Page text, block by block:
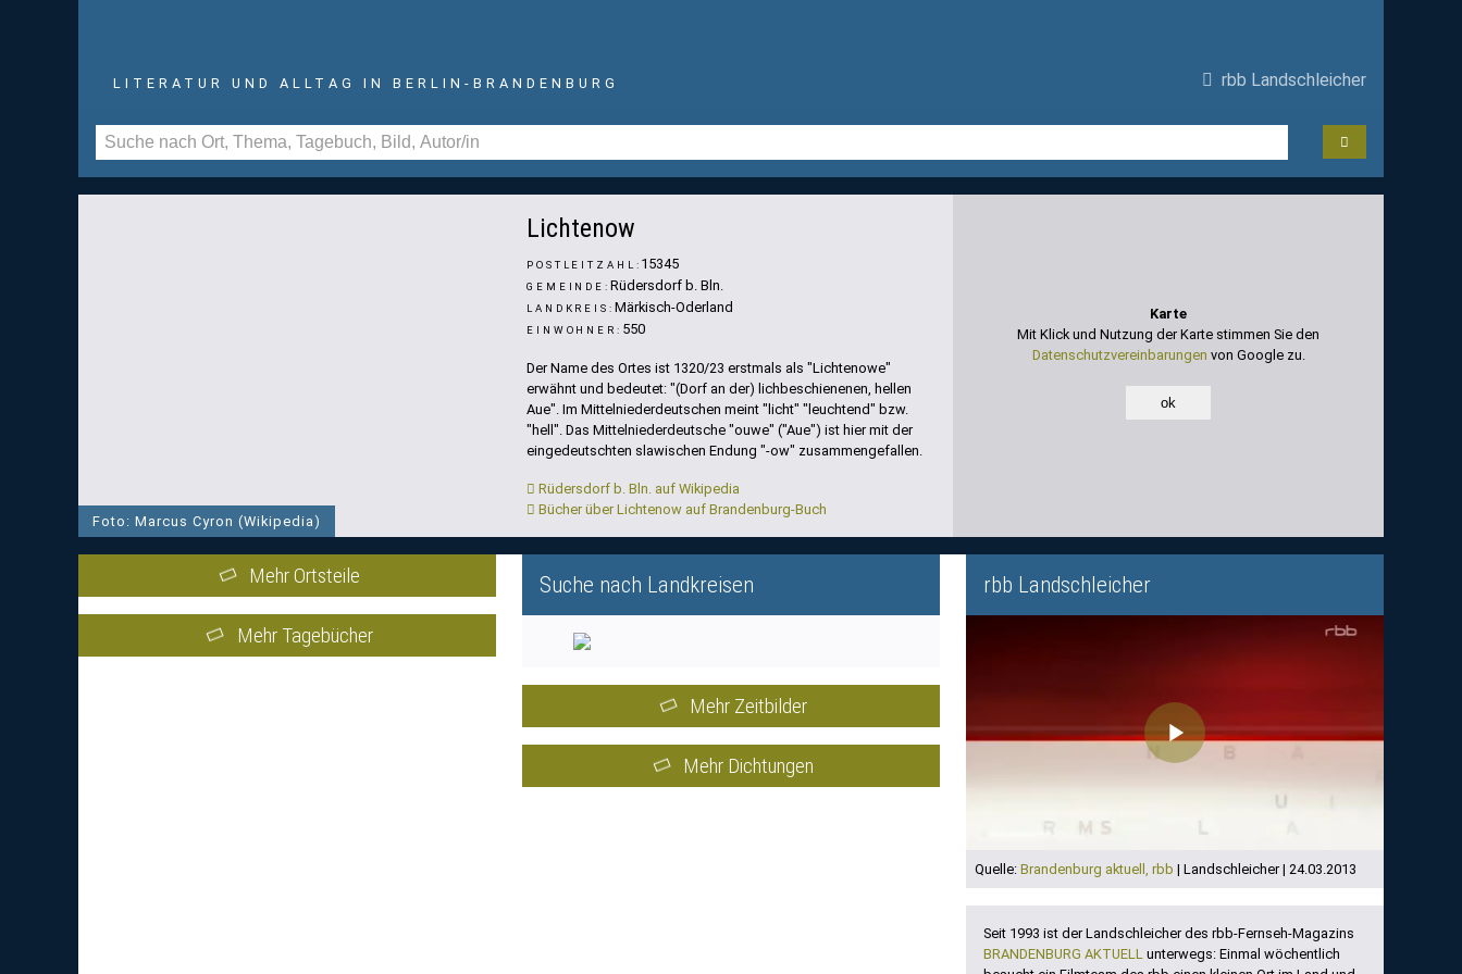
LITERATUR UND ALLTAG IN BERLIN-BRANDENBURG rbb Landschleicher
Foto: Marcus Cyron (Wikipedia)
Lichtenow
POSTLEITZAHL: 15345
GEMEINDE: Rüdersdorf b. Bln.
LANDKREIS: Märkisch-Oderland
EINWOHNER: 550
Der Name des Ortes ist 1320/23 erstmals als "Lichtenowe"
erwähnt und bedeutet: "(Dorf an der) lichbeschienenen, hellen
Aue". Im Mittelniederdeutschen meint "licht" "leuchtend" bzw.
"hell". Das Mittelniederdeutsche "ouwe" ("Aue") ist hier mit der
eingedeutschten slawischen Endung "-ow" zusammengefallen.
Rüdersdorf b. Bln. auf Wikipedia
Bücher über Lichtenow auf Brandenburg-Buch
Karte
Mit Klick und Nutzung der Karte stimmen Sie den
Datenschutzvereinbarungen von Google zu.
ok
Mehr Ortsteile
Mehr Tagebücher
Suche nach Landkreisen
Mehr Zeitbilder
Mehr Dichtungen
rbb Landschleicher
Play
Video
Quelle: Brandenburg aktuell, rbb | Landschleicher | 24.03.2013
Seit 1993 ist der Landschleicher des rbb-Fernseh-Magazins
BRANDENBURG AKTUELL unterwegs: Einmal wöchentlich